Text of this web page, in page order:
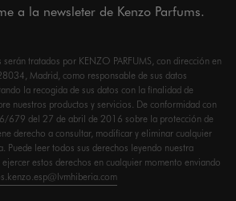
a la newsleter de Kenzo Parfums.
tratados por KENZO PARFUMS, con dirección en
Madrid, como responsable de sus datos
la recogida de sus datos con la finalidad de
nuestros productos y servicios. De conformidad con
679 del 27 de abril de 2016 sobre la protección de
derecho a consultar, modificar y eliminar cualquier
Puede leer todos sus derechos leyendo nuestra
ejercer estos derechos en cualquier momento enviando